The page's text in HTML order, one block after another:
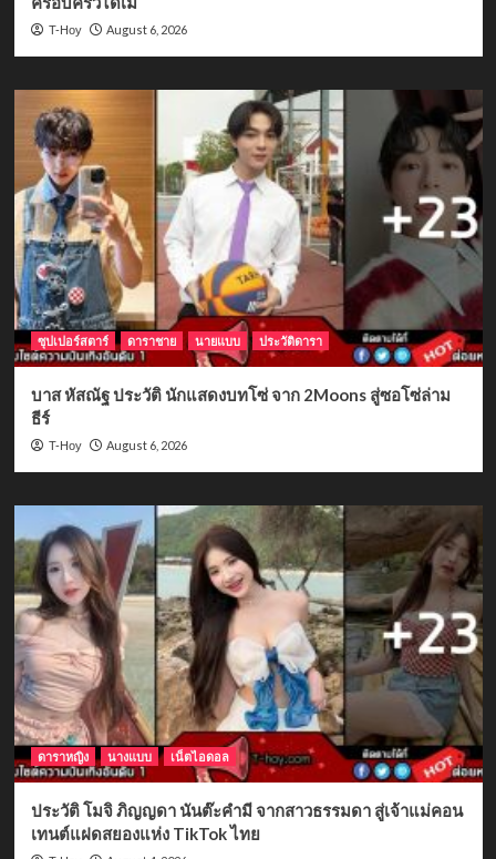
T-Hoy August 6, 2026
ซุปเปอร์สตาร์ ดาราชาย นายแบบ ประวัติดารา
บาส หัสณัฐ ประวัติ นักแสดงบทโซ่ จาก 2Moons สู่ซอโซ่ล่าม
ธีร์
T-Hoy August 6, 2026
ดาราหญิง นางแบบ เน็ตไอดอล
ประวัติ โมจิ ภิญญดา นันต๊ะคำมี จากสาวธรรมดา สู่เจ้าแม่คอน
เทนต์แฝดสยองแห่ง TikTok ไทย